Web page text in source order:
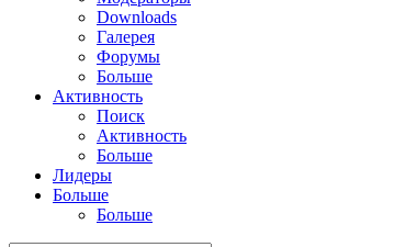
Downloads
Галерея
Форумы
Больше
Активность
Поиск
Активность
Больше
Лидеры
Больше
Больше